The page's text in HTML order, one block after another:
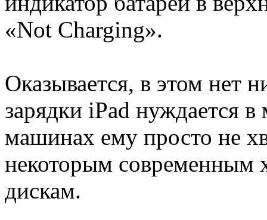
«Not Charging».
Оказывается, в этом нет
зарядки iPad нуждается
машинах ему просто не
некоторым современным
дискам.